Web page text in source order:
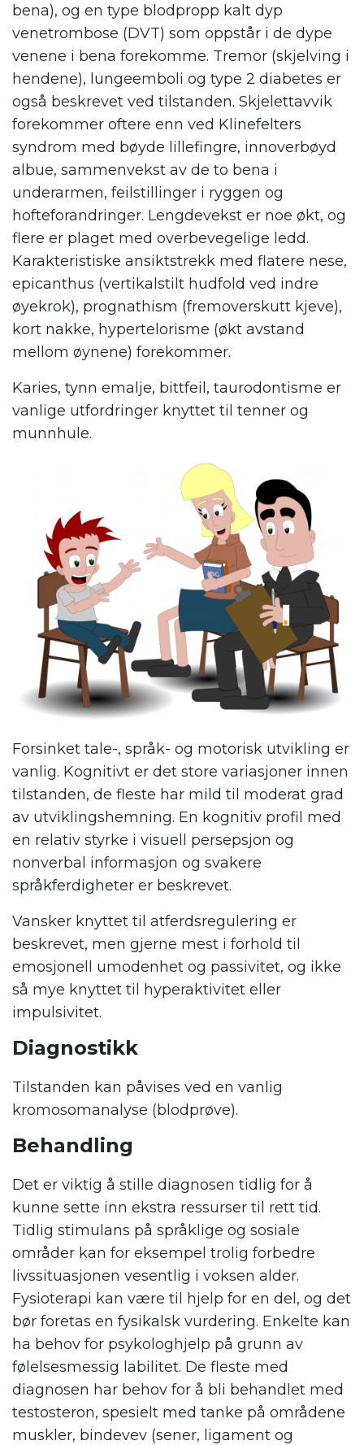
bena), og en type blodpropp kalt dyp
venetrombose (DVT) som oppstår i de dype
venene i bena forekomme. Tremor (skjelving i
hendene), lungeemboli og type 2 diabetes er
også beskrevet ved tilstanden. Skjelettavvik
forekommer oftere enn ved Klinefelters
syndrom med bøyde lillefingre, innoverbøyd
albue, sammenvekst av de to bena i
underarmen, feilstillinger i ryggen og
hofteforandringer. Lengdevekst er noe økt, og
flere er plaget med overbevegelige ledd.
Karakteristiske ansiktstrekk med flatere nese,
epicanthus (vertikalstilt hudfold ved indre
øyekrok), prognathism (fremoverskutt kjeve),
kort nakke, hypertelorisme (økt avstand
mellom øynene) forekommer.
Karies, tynn emalje, bittfeil, taurodontisme er
vanlige utfordringer knyttet til tenner og
munnhule.
Forsinket tale-, språk- og motorisk utvikling er
vanlig. Kognitivt er det store variasjoner innen
tilstanden, de fleste har mild til moderat grad
av utviklingshemning. En kognitiv profil med
en relativ styrke i visuell persepsjon og
nonverbal informasjon og svakere
språkferdigheter er beskrevet.
Vansker knyttet til atferdsregulering er
beskrevet, men gjerne mest i forhold til
emosjonell umodenhet og passivitet, og ikke
så mye knyttet til hyperaktivitet eller
impulsivitet.
Diagnostikk
Tilstanden kan påvises ved en vanlig
kromosomanalyse (blodprøve).
Behandling
Det er viktig å stille diagnosen tidlig for å
kunne sette inn ekstra ressurser til rett tid.
Tidlig stimulans på språklige og sosiale
områder kan for eksempel trolig forbedre
livssituasjonen vesentlig i voksen alder.
Fysioterapi kan være til hjelp for en del, og det
bør foretas en fysikalsk vurdering. Enkelte kan
ha behov for psykologhjelp på grunn av
følelsesmessig labilitet. De fleste med
diagnosen har behov for å bli behandlet med
testosteron, spesielt med tanke på områdene
muskler, bindevev (sener, ligament og